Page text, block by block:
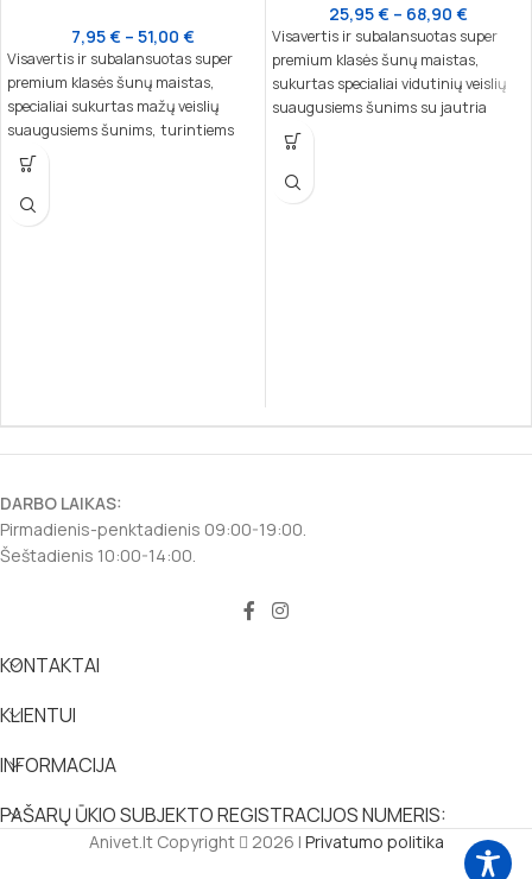
7,95€ – 51,00 €
Visavertis ir subalansuotas super
premium klasės šunų maistas,
specialiai sukurtas mažų veislių
suaugusiems šunims, turintiems
jautrią virškinimo sistemą ar odos
problemų. Švelni sudėtis su vienu
baltymų šaltiniu – lašiša – užtikrina
25,95€ – 68,90 €
Visavertis ir subalansuotas super
premium klasės šunų maistas,
sukurtas specialiai vidutinių veislių
suaugusiems šunims su jautria
virškinimo sistema. Sudėtyje esantis
vienas baltymų šaltinis – ėriena,
kartu su ryžiais, užtikrina lengvą
DARBO LAIKAS:
Pirmadienis-penktadienis 09:00-19:00.
Šeštadienis 10:00-14:00.
KONTAKTAI
KLIENTUI
INFORMACIJA
PAŠARŲ ŪKIO SUBJEKTO REGISTRACIJOS NUMERIS:
Anivet.lt Copyright 2026 | Privatumo politika